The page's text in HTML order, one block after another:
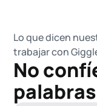
Lo que dicen
trabajar con
No
palabras